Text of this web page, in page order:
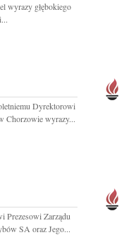
wyrazy głębokiego
Dyrektorowi
Chorzowie wyrazy...
Prezesowi Zarządu
SA oraz Jego...